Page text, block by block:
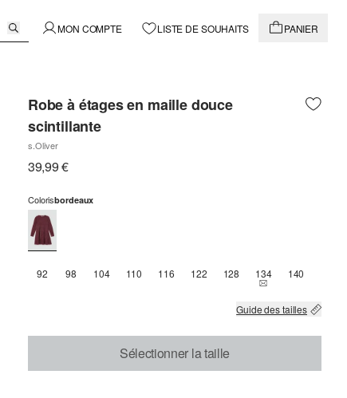
MON COMPTE LISTE DE SOUHAITS PANIER
Robe à étages en maille douce
scintillante
s.Oliver
39,99 €
Colorisbordeaux
92 98 104 110 116 122 128 134THIS SIZE IS
140
Guide des tailles
Sélectionner la taille